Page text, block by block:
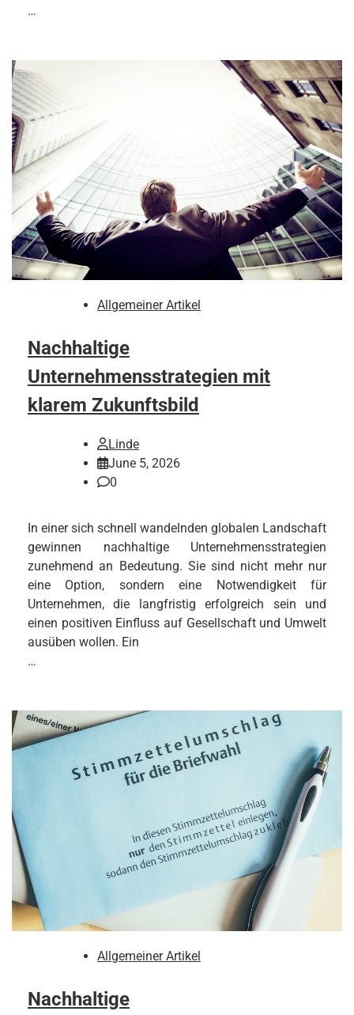
…
Allgemeiner Artikel
Nachhaltige
Unternehmensstrategien mit
klarem Zukunftsbild
Linde
June 5, 2026
0
In einer sich schnell wandelnden globalen Landschaft
gewinnen nachhaltige Unternehmensstrategien
zunehmend an Bedeutung. Sie sind nicht mehr nur
eine Option, sondern eine Notwendigkeit für
Unternehmen, die langfristig erfolgreich sein und
einen positiven Einfluss auf Gesellschaft und Umwelt
ausüben wollen. Ein
…
Allgemeiner Artikel
Nachhaltige